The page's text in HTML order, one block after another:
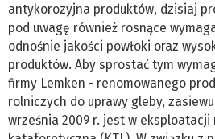
antykorozyjna produktów, dzisiaj
pod uwagę również rosnące
odnośnie jakości powłoki oraz
produktów. Aby sprostać tym
firmy Lemken - renomowanego
rolniczych do uprawy gleby,
września 2009 r. jest w eksploatacji